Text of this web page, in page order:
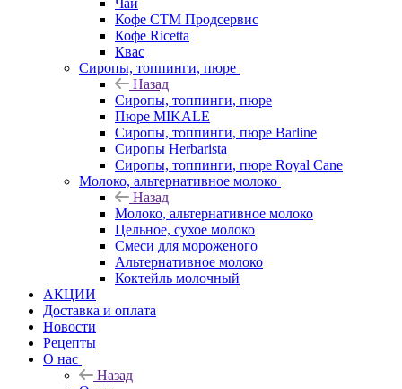
Чай
Кофе СТМ Продсервис
Кофе Ricetta
Квас
Сиропы, топпинги, пюре
Назад
Сиропы, топпинги, пюре
Пюре MIKALE
Сиропы, топпинги, пюре Barline
Сиропы Herbarista
Сиропы, топпинги, пюре Royal Cane
Молоко, альтернативное молоко
Назад
Молоко, альтернативное молоко
Цельное, сухое молоко
Смеси для мороженого
Альтернативное молоко
Коктейль молочный
АКЦИИ
Доставка и оплата
Новости
Рецепты
О нас
Назад